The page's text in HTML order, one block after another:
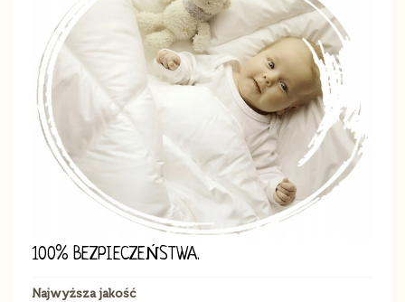
100% BEZPIECZEŃSTWA.
Najwyższa jakość